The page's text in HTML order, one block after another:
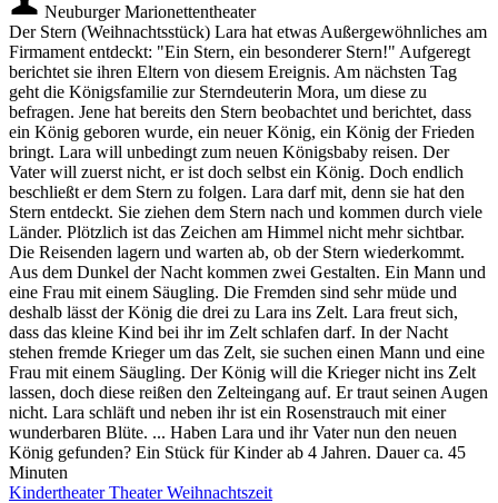
Neuburger Marionettentheater
Der Stern (Weihnachtsstück) Lara hat etwas Außergewöhnliches am
Firmament entdeckt: "Ein Stern, ein besonderer Stern!" Aufgeregt
berichtet sie ihren Eltern von diesem Ereignis. Am nächsten Tag
geht die Königsfamilie zur Sterndeuterin Mora, um diese zu
befragen. Jene hat bereits den Stern beobachtet und berichtet, dass
ein König geboren wurde, ein neuer König, ein König der Frieden
bringt. Lara will unbedingt zum neuen Königsbaby reisen. Der
Vater will zuerst nicht, er ist doch selbst ein König. Doch endlich
beschließt er dem Stern zu folgen. Lara darf mit, denn sie hat den
Stern entdeckt. Sie ziehen dem Stern nach und kommen durch viele
Länder. Plötzlich ist das Zeichen am Himmel nicht mehr sichtbar.
Die Reisenden lagern und warten ab, ob der Stern wiederkommt.
Aus dem Dunkel der Nacht kommen zwei Gestalten. Ein Mann und
eine Frau mit einem Säugling. Die Fremden sind sehr müde und
deshalb lässt der König die drei zu Lara ins Zelt. Lara freut sich,
dass das kleine Kind bei ihr im Zelt schlafen darf. In der Nacht
stehen fremde Krieger um das Zelt, sie suchen einen Mann und eine
Frau mit einem Säugling. Der König will die Krieger nicht ins Zelt
lassen, doch diese reißen den Zelteingang auf. Er traut seinen Augen
nicht. Lara schläft und neben ihr ist ein Rosenstrauch mit einer
wunderbaren Blüte. ... Haben Lara und ihr Vater nun den neuen
König gefunden? Ein Stück für Kinder ab 4 Jahren. Dauer ca. 45
Minuten
KindertheaterTheaterWeihnachtszeit